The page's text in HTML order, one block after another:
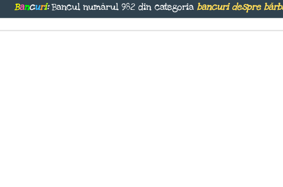
Bancuri:Bancul numărul 982 din categoria bancuri despre